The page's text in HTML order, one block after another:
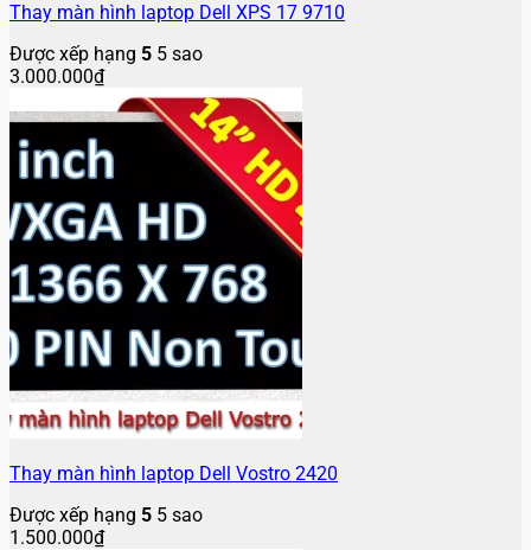
Thay màn hình laptop Dell XPS 17 9710
Được xếp hạng 5 5 sao
3.000.000₫
Thay màn hình laptop Dell Vostro 2420
Được xếp hạng 5 5 sao
1.500.000₫